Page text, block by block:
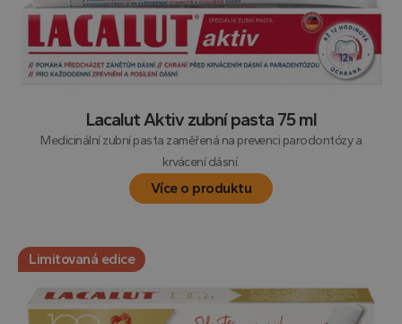
Lacalut Aktiv zubní pasta 75 ml
Medicinální zubní pasta zaměřená na prevenci parodontózy a
krvácení dásní.
Více o produktu
Limitovaná edice